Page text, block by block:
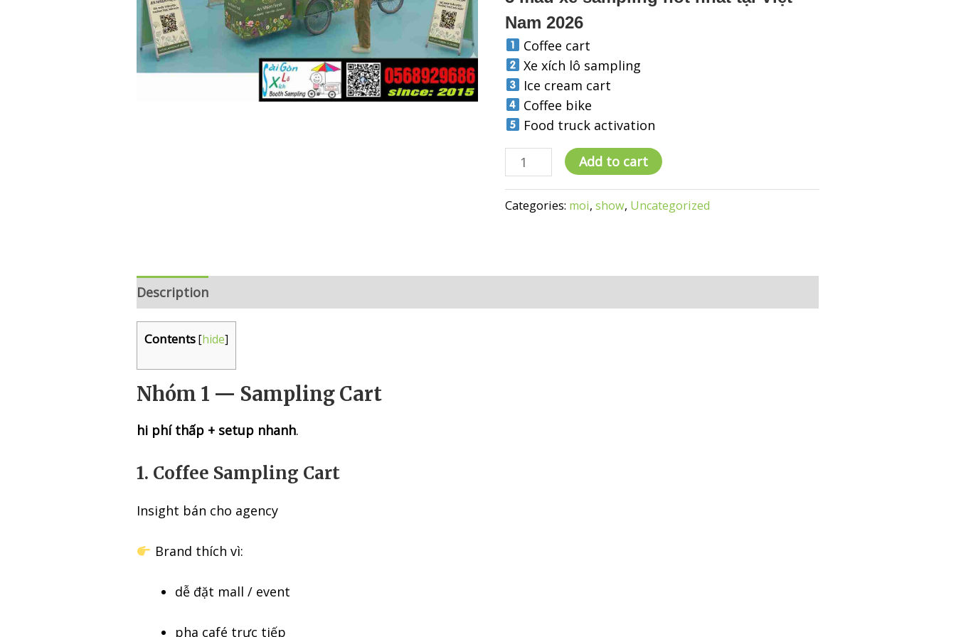
Nam 2026
Coffee cart
Xe xích lô sampling
Ice cream cart
Coffee bike
Food truck activation
mẫu
sampling
brand
Add to cart
Categories: moi,show, Uncategorized
Description
Contents[hide]
Nhóm 1 — Sampling Cart
hi phí thấp + setup nhanh.
1. Coffee Sampling Cart
Insight bán cho agency
Brand thích vì:
dễ đặt mall / event
pha café trực tiếp